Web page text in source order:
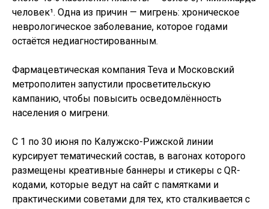
человек¹. Одна из причин — мигрень: хроническое
неврологическое заболевание, которое годами
остаётся недиагностированным.
Фармацевтическая компания Teva и Московский
метрополитен запустили просветительскую
кампанию, чтобы повысить осведомлённость
населения о мигрени.
С 1 по 30 июня по Калужско-Рижской линии
курсирует тематический состав, в вагонах которого
размещены креативные баннеры и стикеры с QR-
кодами, которые ведут на сайт с памятками и
практическими советами для тех, кто сталкивается с